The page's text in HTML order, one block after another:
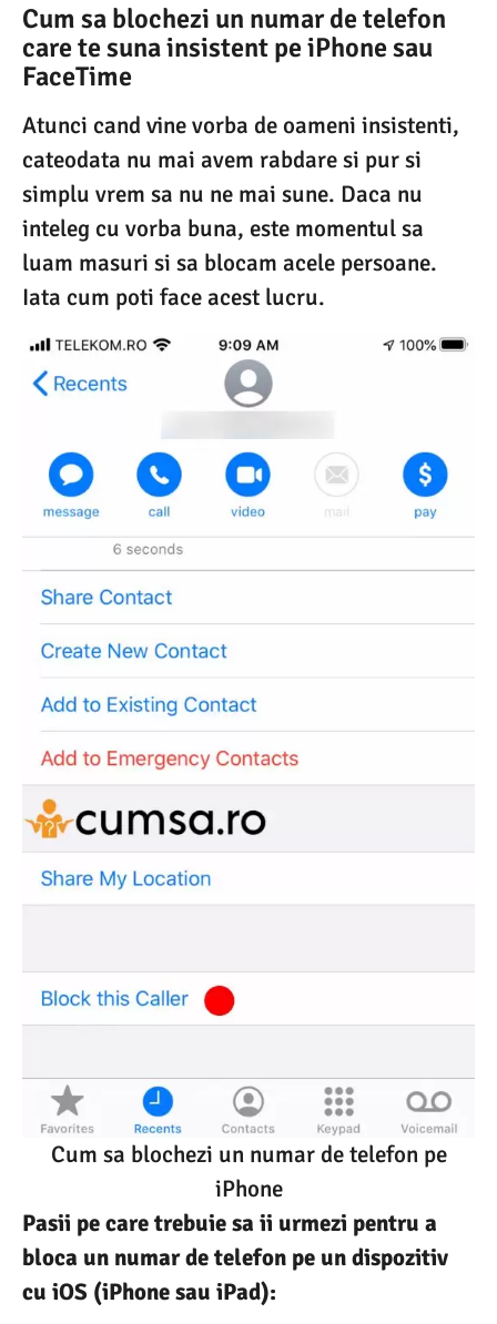
Cum sa blochezi un numar de telefon
care te suna insistent pe iPhone sau
FaceTime
Atunci cand vine vorba de oameni insistenti,
cateodata nu mai avem rabdare si pur si
simplu vrem sa nu ne mai sune. Daca nu
inteleg cu vorba buna, este momentul sa
luam masuri si sa blocam acele persoane.
Iata cum poti face acest lucru.
Cum sa blochezi un numar de telefon pe
iPhone
Pasii pe care trebuie sa ii urmezi pentru a
bloca un numar de telefon pe un dispozitiv
cu iOS (iPhone sau iPad):